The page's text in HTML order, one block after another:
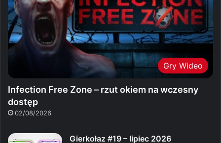
Gry Wideo
Infection Free Zone – rzut okiem na wczesny
dostęp
02/08/2026
Gierkołaz #19 – lipiec 2026